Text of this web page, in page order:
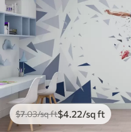
$7.03/sq ft$4 .22/sq ft